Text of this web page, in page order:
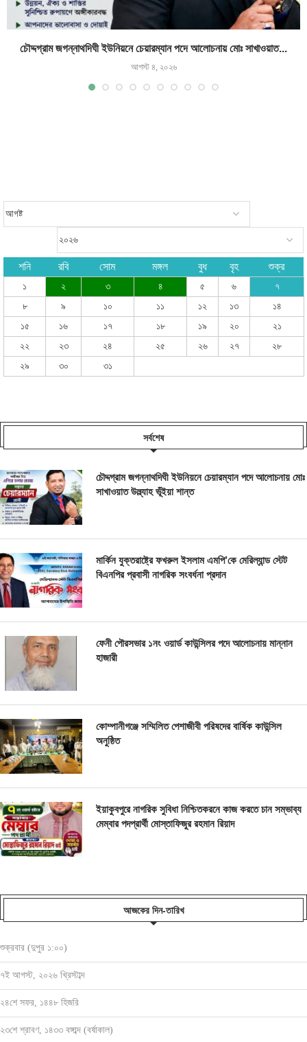
চৌদ্দগ্রাম জগন্নাথদিঘী ইউনিয়নে চেয়ারম্যান পদে আলোচনায় মোঃ সাখাওয়াত...
আগস্ট ৪, ২০২৬
শনি রবি সোম মঙ্গল বুধ বৃহ শুক্র
১ ২ ৩ ৪ ৫ ৬
৭
৮
৯ ১০ ১১ ১২ ১৩
১৪
১৫
১৬ ১৭ ১৮ ১৯ ২০
২১
২২
২৩ ২৪ ২৫ ২৬ ২৭
২৮
২৯
৩০ ৩১
সর্বশেষ
চৌদ্দগ্রাম জগন্নাথদিঘী ইউনিয়নে চেয়ারম্যান পদে আলোচনায় মোঃ
সাখাওয়াত উল্ল্যাহ ভূঁইয়া শান্ত
মার্কিন যুক্তরাষ্ট্রে ফখরুল ইসলাম এমপি’কে মেরিল্যান্ড স্টেট
বিএনপির প্রবাসী নাগরিক সংবর্ধনা প্রদান
ফেনী পৌরসভার ১নং ওয়ার্ড কাউন্সিলর পদে আলোচনায় মান্নান
হাজারী
কোম্পানীগঞ্জে সম্মিলিত পেশাজীবী পরিষদের বার্ষিক কাউন্সিল
অনুষ্ঠিত
ইয়াকুবপুরে নাগরিক সুবিধা নিশ্চিতকরনে কাজ করতে চান সম্ভাব্য
মেম্বার পদপ্রার্থী মোস্তাফিজুর রহমান রিয়াদ
আজকের দিন-তারিখ
শুক্রবার (দুপুর ১:০০)
৭ই আগস্ট, ২০২৬ খ্রিস্টাব্দ
২৪শে সফর, ১৪৪৮ হিজরি
২৩শে শ্রাবণ, ১৪৩৩ বঙ্গাব্দ (বর্ষাকাল)